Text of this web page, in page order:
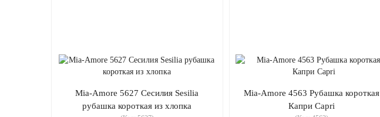
Mia-Amore 5627 Сесилия Sesilia
рубашка короткая из хлопка
Mia-Amore 4563 Рубашка короткая
Капри Capri